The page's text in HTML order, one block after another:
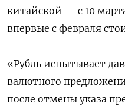
китайской — с 10
впервые с февраля
«Рубль испытывает
валютного
после отмены указа